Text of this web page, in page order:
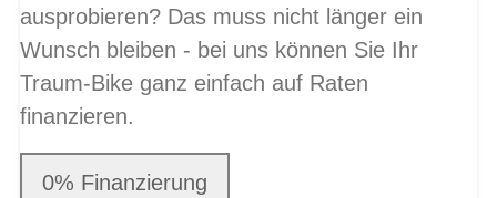
ausprobieren? Das muss nicht länger ein
Wunsch bleiben - bei uns können Sie Ihr
Traum-Bike ganz einfach auf Raten
finanzieren.
0% Finanzierung